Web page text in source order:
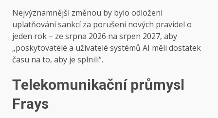
Nejvýznamnější změnou by bylo odložení
uplatňování sankcí za porušení nových pravidel o
jeden rok – ze srpna 2026 na srpen 2027, aby
„poskytovatelé a uživatelé systémů AI měli dostatek
času na to, aby je splnili“.
Telekomunikační průmysl
Frays